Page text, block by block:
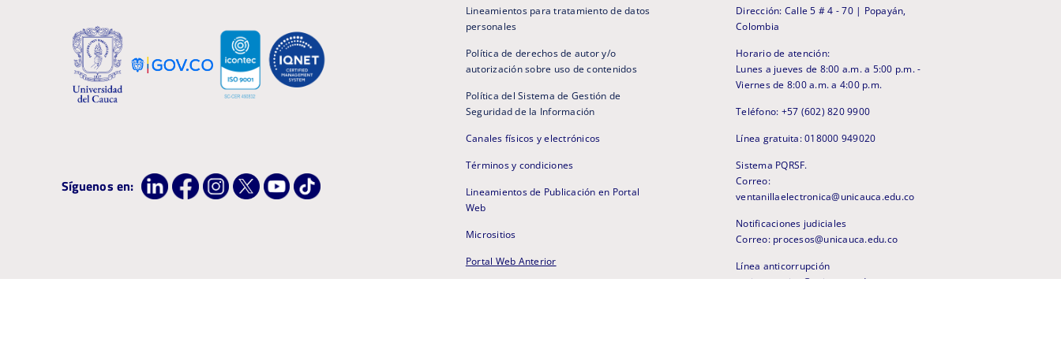
Síguenos en:
Lineamientos para tratamiento de datos
personales
Política de derechos de autor y/o
autorización sobre uso de contenidos
Política del Sistema de Gestión de
Seguridad de la Información
Canales físicos y electrónicos
Términos y condiciones
Lineamientos de Publicación en Portal
Web
Micrositios
Portal Web Anterior
Dirección: Calle 5 # 4 - 70 | Popayán,
Colombia
Horario de atención:
Lunes a jueves de 8:00 a.m. a 5:00 p.m. -
Viernes de 8:00 a.m. a 4:00 p.m.
Teléfono: +57 (602) 820 9900
Línea gratuita: 018000 949020
Sistema PQRSF.
Correo:
ventanillaelectronica@unicauca.edu.co
Notificaciones judiciales
Correo: procesos@unicauca.edu.co
Línea anticorrupción
anticorrupcion@unicauca.edu.co